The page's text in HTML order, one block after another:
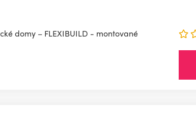
domy – FLEXIBUILD - montované